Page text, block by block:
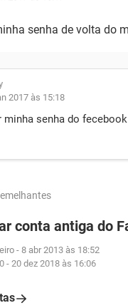
senha de volta do
2017 às 15:18
minha senha do fecebook
conta antiga do
- 8 abr 2013 às 18:52
- 20 dez 2018 às 16:06